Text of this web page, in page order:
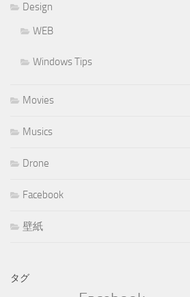
Design
WEB
Windows Tips
Movies
Musics
Drone
Facebook
壁紙
タグ